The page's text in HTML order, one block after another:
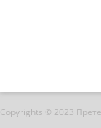
Copyrights © 2023